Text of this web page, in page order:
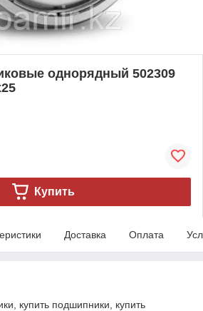
однорядный 502309
Купить
Доставка Оплата
купить подшипники, купить